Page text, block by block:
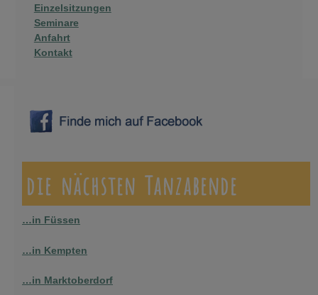
Einzelsitzungen
Seminare
Anfahrt
Kontakt
die nächsten Tanzabende
…in Füssen
…in Kempten
…in Marktoberdorf